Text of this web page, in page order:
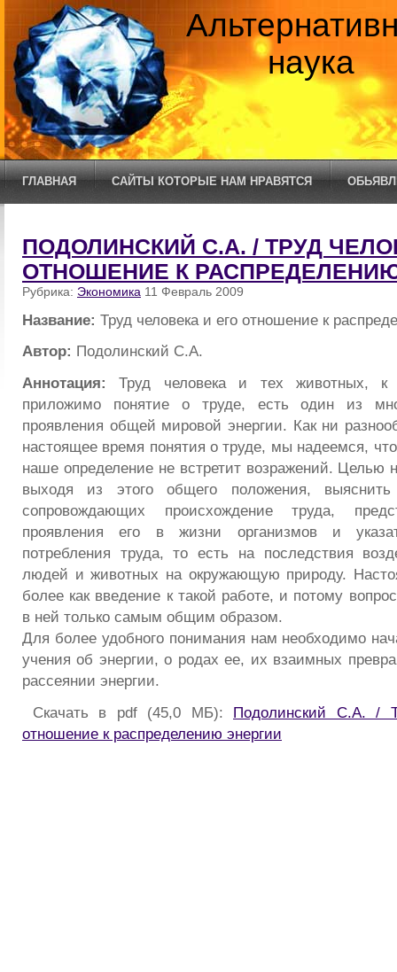
наука
ГЛАВНАЯ САЙТЫ КОТОРЫЕ НАМ НРАВЯТСЯ
ПОДОЛИНСКИЙ С.А. / ТРУД
ОТНОШЕНИЕ К
Рубрика: Экономика 11 Февраль 2009
Название: Труд человека и его отношение к
Автор: Подолинский С.А.
Аннотация:Труд человека и тех животных, к
приложимо понятие о труде, есть один из
проявления общей мировой энергии. Как ни
настоящее время понятия о труде, мы надеемся,
наше определение не встретит возражений. Целью
выходя из этого общего положения, выяснить
сопровождающих происхождение труда,
проявления его в жизни организмов и
потребления труда, то есть на последствия
людей и животных на окружающую природу.
более как введение к такой работе, и потому
в ней только самым общим образом.
Для более удобного понимания нам необходимо
учения об энергии, о родах ее, их взаимных
рассеянии энергии.
Скачать в pdf (45,0 МБ): Подолинский С.А. /
отношение к распределению энергии